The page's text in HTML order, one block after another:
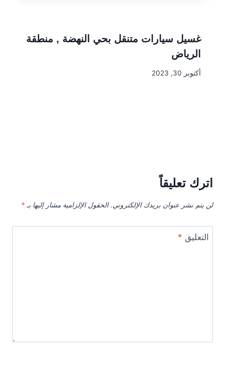
غسيل سيارات متنقل بحي النهضة , منطقة
الرياض
أكتوبر 30, 2023
اترك تعليقاً
لن يتم نشر عنوان بريدك الإلكتروني. الحقول الإلزامية مشار إليها بـ *
التعليق *